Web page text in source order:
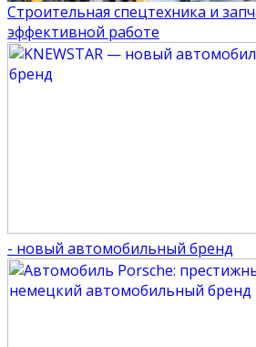
Строительная спецтехника и
эффективной работе
- новый автомобильный бренд